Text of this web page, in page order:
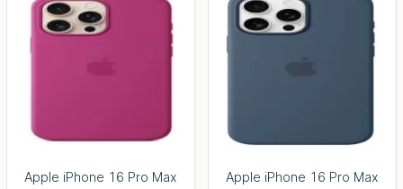
Apple iPhone 16 Pro Max
Apple iPhone 16 Pro Max